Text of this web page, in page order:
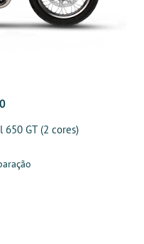
GT (2 cores)